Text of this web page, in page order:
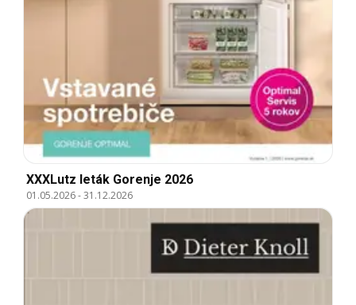
XXXLutz leták Gorenje 2026
01.05.2026-31.12.2026